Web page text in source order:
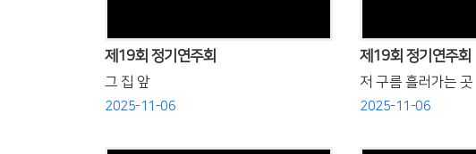
제19회 정기연주회
그 집 앞
2025-11-06
제19회 정기연주회
저 구름 흘러가는 곳
2025-11-06